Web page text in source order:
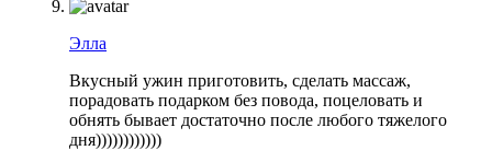
Элла
Вкусный ужин приготовить, сделать массаж,
порадовать подарком без повода, поцеловать и
обнять бывает достаточно после любого тяжелого
дня))))))))))))